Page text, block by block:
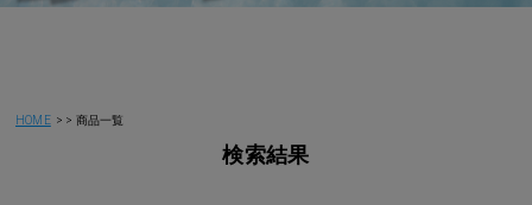
HOME 商品一覧
検索結果